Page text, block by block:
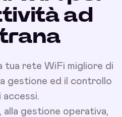
ad
tua rete WiFi migliore di
gestione ed il controllo
accessi.
alla gestione operativa,